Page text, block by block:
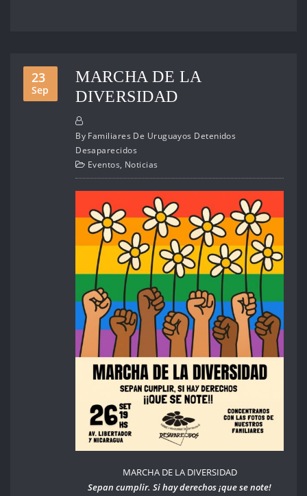
23
Sep
MARCHA DE LA
DIVERSIDAD
By Familiares De Uruguayos Detenidos
Desaparecidos
Eventos, Noticias
MARCHA DE LA DIVERSIDAD
Sepan cumplir. Si hay derechos ¡que se note!